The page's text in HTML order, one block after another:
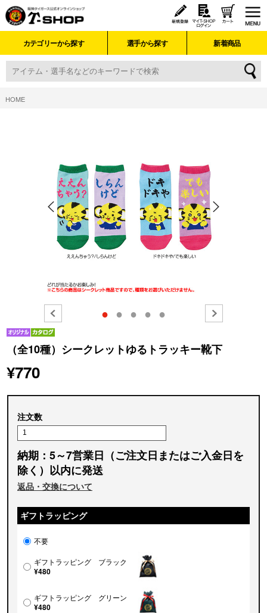
カテゴリーから探す 選手から探す 新着商品
HOME
● ● ● ● ●
（全10種）シークレットゆるトラッキー靴下
¥770
注文数
納期：5～7営業日（ご注文日またはご入金日を
除く）以内に発送
返品・交換について
ギフトラッピング
不要
ギフトラッピング ブラック
¥480
ギフトラッピング グリーン
¥480